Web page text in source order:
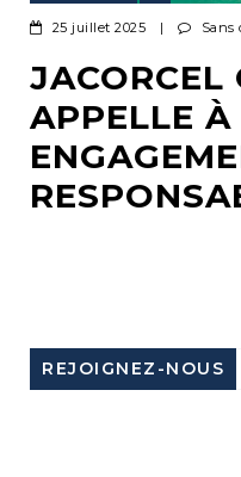
25 juillet 2025 | Sans
APPELLE À
REJOIGNEZ-NOUS